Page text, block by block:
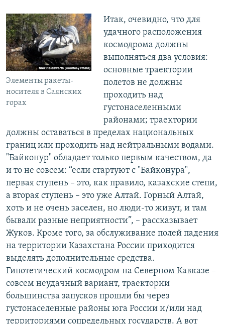
Элементы ракеты-
носителя в Саянских
горах
Итак, очевидно, что для
удачного расположения
космодрома должны
выполняться два условия:
основные траектории
полетов не должны
проходить над
густонаселенными
районами; траектории
должны оставаться в пределах национальных
границ или проходить над нейтральными водами.
"Байконур" обладает только первым качеством, да
и то не совсем: “если стартуют с "Байконура",
первая ступень – это, как правило, казахские степи,
а вторая ступень – это уже Алтай. Горный Алтай,
хоть и не очень заселен, но люди-то живут, и там
бывали разные неприятности”, – рассказывает
Жуков. Кроме того, за обслуживание полей падения
на территории Казахстана России приходится
выделять дополнительные средства.
Гипотетический космодром на Северном Кавказе –
совсем неудачный вариант, траектории
большинства запусков прошли бы через
густонаселенные районы юга России и/или над
территориями сопредельных государств. А вот